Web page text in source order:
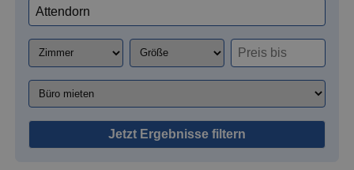
Jetzt Ergebnisse filtern